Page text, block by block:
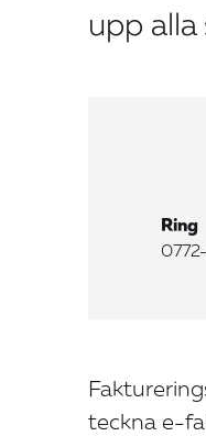
upp alla
Ring
teckna e-